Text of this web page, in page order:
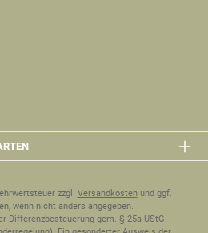
zzgl. Versandkostenund ggf.
wenn nicht anders angegeben.
Differenzbesteuerung gem. § 25a UStG